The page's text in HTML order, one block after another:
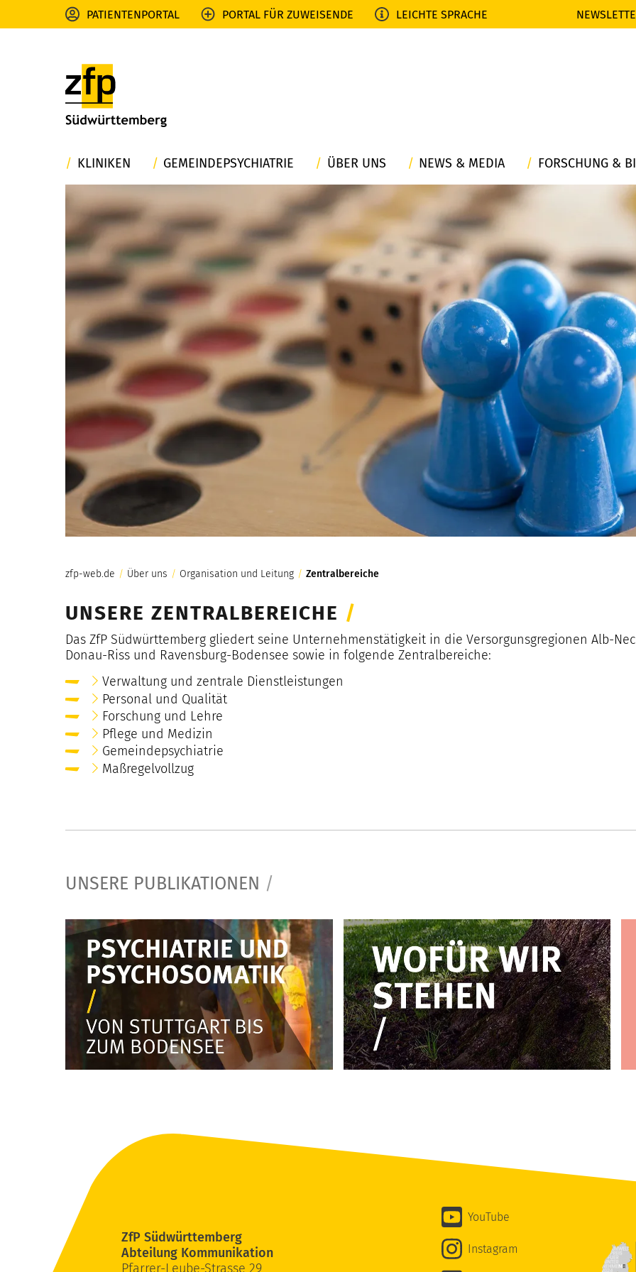
PATIENTENPORTAL PORTAL FÜR ZUWEISENDE LEICHTE SPRACHE
KLINIKEN GEMEINDEPSYCHIATRIE ÜBER UNS NEWS & MEDIA FORSCHUNG &
zfp-web.de / Über uns / Organisation und Leitung / Zentralbereiche
UNSERE ZENTRALBEREICHE /
Das ZfP Südwürttemberg gliedert seine Unternehmenstätigkeit in die Versorgunsgregionen Alb-
Donau-Riss und Ravensburg-Bodensee sowie in folgende Zentralbereiche:
Verwaltung und zentrale Dienstleistungen
Personal und Qualität
Forschung und Lehre
Pflege und Medizin
Gemeindepsychiatrie
Maßregelvollzug
UNSERE PUBLIKATIONEN /
ZfP Südwürttemberg
Abteilung Kommunikation
Pfarrer-Leube-Strasse 29
YouTube
Instagram